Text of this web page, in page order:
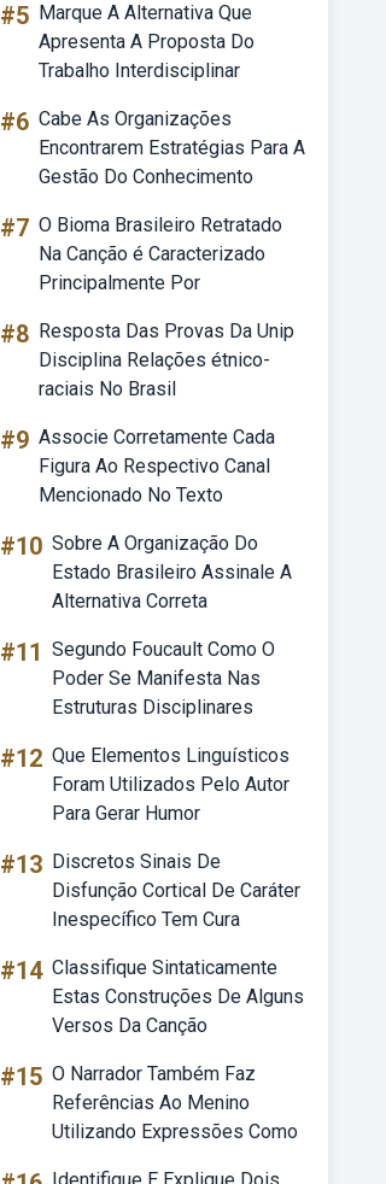
#5 Marque A Alternativa Que
Apresenta A Proposta Do
Trabalho Interdisciplinar
#6 Cabe As Organizações
Encontrarem Estratégias Para A
Gestão Do Conhecimento
#7 O Bioma Brasileiro Retratado
Na Canção é Caracterizado
Principalmente Por
#8 Resposta Das Provas Da Unip
Disciplina Relações étnico-
raciais No Brasil
#9 Associe Corretamente Cada
Figura Ao Respectivo Canal
Mencionado No Texto
#10 Sobre A Organização Do
Estado Brasileiro Assinale A
Alternativa Correta
#11 Segundo Foucault Como O
Poder Se Manifesta Nas
Estruturas Disciplinares
#12 Que Elementos Linguísticos
Foram Utilizados Pelo Autor
Para Gerar Humor
#13 Discretos Sinais De
Disfunção Cortical De Caráter
Inespecífico Tem Cura
#14 Classifique Sintaticamente
Estas Construções De Alguns
Versos Da Canção
#15 O Narrador Também Faz
Referências Ao Menino
Utilizando Expressões Como